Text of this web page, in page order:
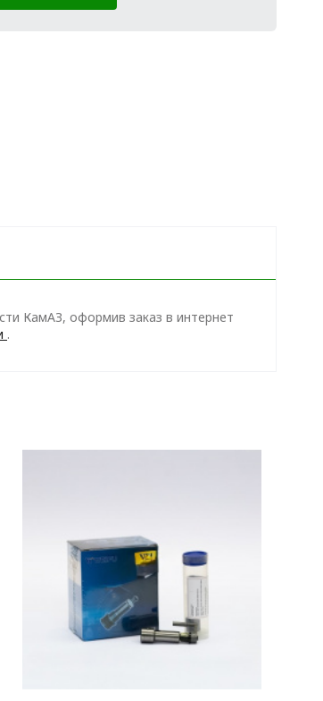
КамАЗ, оформив заказ в интернет
.